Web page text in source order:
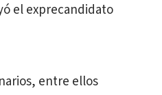
el exprecandidato
entre ellos